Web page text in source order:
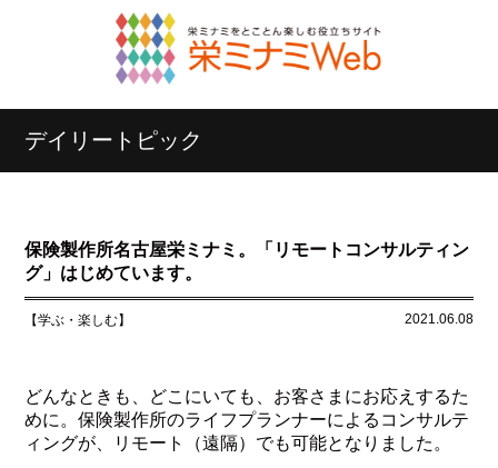
デイリートピック
保険製作所名古屋栄ミナミ。「リモートコンサルティン
グ」はじめています。
【学ぶ・楽しむ】 2021.06.08
どんなときも、どこにいても、お客さまにお応えするた
めに。保険製作所のライフプランナーによるコンサルテ
ィングが、リモート（遠隔）でも可能となりました。